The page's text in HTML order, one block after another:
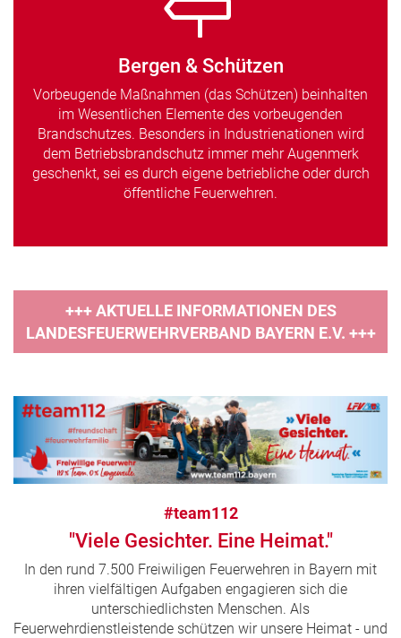
Bergen & Schützen
Vorbeugende Maßnahmen (das Schützen) beinhalten
im Wesentlichen Elemente des vorbeugenden
Brandschutzes. Besonders in Industrienationen wird
dem Betriebsbrandschutz immer mehr Augenmerk
geschenkt, sei es durch eigene betriebliche oder durch
öffentliche Feuerwehren.
+++ AKTUELLE INFORMATIONEN DES
LANDESFEUERWEHRVERBAND BAYERN E.V. +++
#team112
"Viele Gesichter. Eine Heimat."
In den rund 7.500 Freiwiligen Feuerwehren in Bayern mit
ihren vielfältigen Aufgaben engagieren sich die
unterschiedlichsten Menschen. Als
Feuerwehrdienstleistende schützen wir unsere Heimat - und